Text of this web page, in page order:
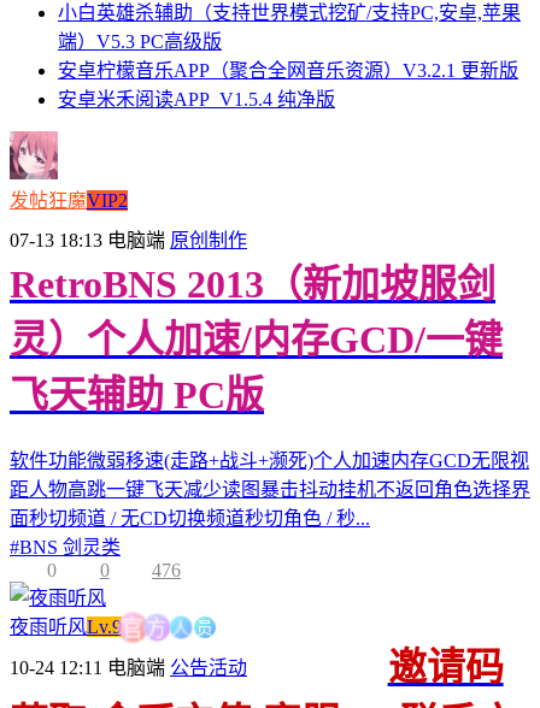
小白英雄杀辅助（支持世界模式挖矿/支持PC,安卓,苹果
端）V5.3 PC高级版
安卓柠檬音乐APP（聚合全网音乐资源）V3.2.1 更新版
安卓米禾阅读APP_V1.5.4 纯净版
发帖狂魔VIP2
07-13 18:13 电脑端 原创制作
RetroBNS 2013（新加坡服剑
灵）个人加速/内存GCD/一键
飞天辅助 PC版
软件功能微弱移速(走路+战斗+濒死)个人加速内存GCD无限视
距人物高跳一键飞天减少读图暴击抖动挂机不返回角色选择界
面秒切频道 / 无CD切换频道秒切角色 / 秒...
#BNS 剑灵类
0
0 476
夜雨听风Lv.9官方人员
10-24 12:11 电脑端 公告活动
邀请码